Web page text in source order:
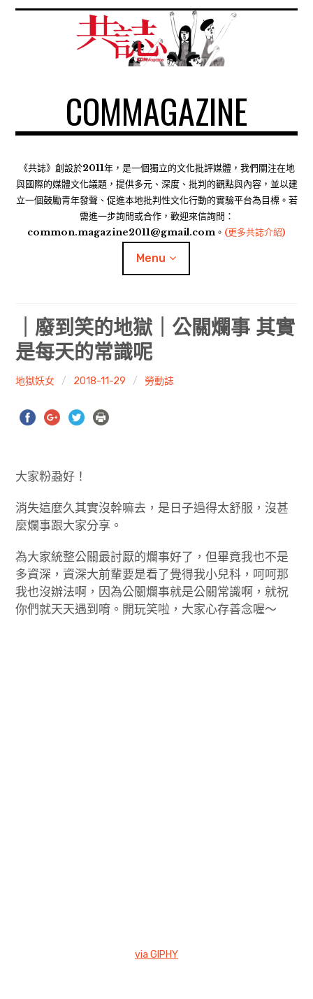
COMMAGAZINE
《共誌》創設於2011年，是一個獨立的文化批評媒體，我們關注在地
與國際的媒體文化議題，提供多元、深度、批判的觀點與內容，並以建
立一個鼓勵青年發聲、促進本地批判性文化行動的實驗平台為目標。若
需進一步詢問或合作，歡迎來信詢問：
common.magazine2011@gmail.com。 (更多共誌介紹)
Menu
共專題
共評論
共想/共享
共青年
共誌寫手
各期目錄
索取共誌
｜廢到笑的地獄｜公關爛事 其實
是每天的常識呢
地獄妖女 2018-11-29 勞動誌
大家粉蝨好！
消失這麼久其實沒幹嘛去，是日子過得太舒服，沒甚
麼爛事跟大家分享。
為大家統整公關最討厭的爛事好了，但畢竟我也不是
多資深，資深大前輩要是看了覺得我小兒科，呵呵那
我也沒辦法啊，因為公關爛事就是公關常識啊，就祝
你們就天天遇到唷。開玩笑啦，大家心存善念喔～
via GIPHY